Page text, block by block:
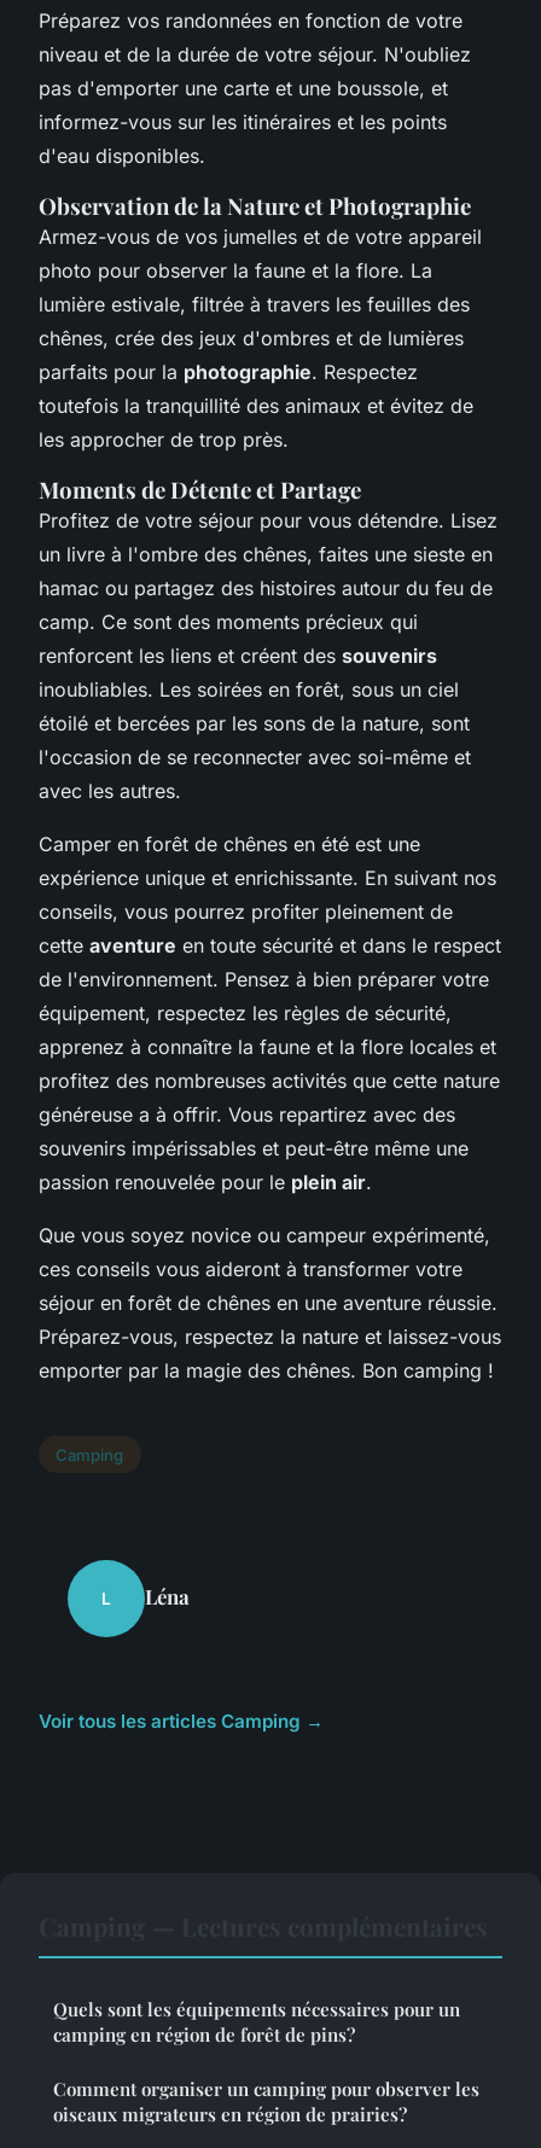
Préparez vos randonnées en fonction de votre
niveau et de la durée de votre séjour. N'oubliez
pas d'emporter une carte et une boussole, et
informez-vous sur les itinéraires et les points
d'eau disponibles.
Observation de la Nature et Photographie
Armez-vous de vos jumelles et de votre appareil
photo pour observer la faune et la flore. La
lumière estivale, filtrée à travers les feuilles des
chênes, crée des jeux d'ombres et de lumières
parfaits pour la photographie. Respectez
toutefois la tranquillité des animaux et évitez de
les approcher de trop près.
Moments de Détente et Partage
Profitez de votre séjour pour vous détendre. Lisez
un livre à l'ombre des chênes, faites une sieste en
hamac ou partagez des histoires autour du feu de
camp. Ce sont des moments précieux qui
renforcent les liens et créent des souvenirs
inoubliables. Les soirées en forêt, sous un ciel
étoilé et bercées par les sons de la nature, sont
l'occasion de se reconnecter avec soi-même et
avec les autres.
Camper en forêt de chênes en été est une
expérience unique et enrichissante. En suivant nos
conseils, vous pourrez profiter pleinement de
cette aventure en toute sécurité et dans le respect
de l'environnement. Pensez à bien préparer votre
équipement, respectez les règles de sécurité,
apprenez à connaître la faune et la flore locales et
profitez des nombreuses activités que cette nature
généreuse a à offrir. Vous repartirez avec des
souvenirs impérissables et peut-être même une
passion renouvelée pour le plein air.
Que vous soyez novice ou campeur expérimenté,
ces conseils vous aideront à transformer votre
séjour en forêt de chênes en une aventure réussie.
Préparez-vous, respectez la nature et laissez-vous
emporter par la magie des chênes. Bon camping !
Camping
L Léna
Voir tous les articles Camping →
Quels sont les équipements nécessaires pour un
camping en région de forêt de pins?
Comment organiser un camping pour observer les
oiseaux migrateurs en région de prairies?